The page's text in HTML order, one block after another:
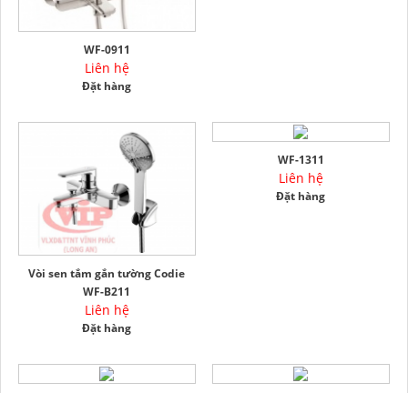
WF-0911
Liên hệ
Đặt hàng
Vòi sen tắm gắn tường Codie
WF-B211
Liên hệ
Đặt hàng
WF-1311
Liên hệ
Đặt hàng